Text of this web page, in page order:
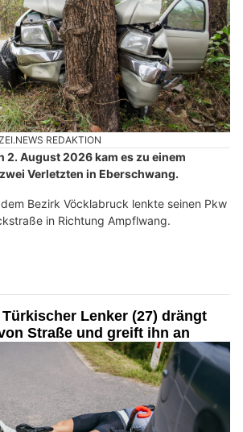
REDAKTION
2. August 2026 kam es zu einem
Verletzten in Eberschwang.
Bezirk Vöcklabruck lenkte seinen Pkw
in Richtung Ampflwang.
Lenker (27) drängt
Straße und greift ihn an